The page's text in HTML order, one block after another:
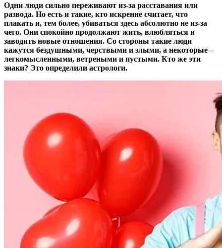
Одни люди сильно переживают из-за расставания или
развода. Но есть и такие, кто искренне считает, что
плакать и, тем более, убиваться здесь абсолютно не из-за
чего. Они спокойно продолжают жить, влюбляться и
заводить новые отношения. Со стороны такие люди
кажутся бездушными, черствыми и злыми, а некоторые –
легкомысленными, ветреными и пустыми. Кто же эти
знаки? Это определили астрологи.